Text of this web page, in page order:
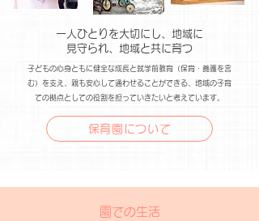
一人ひとりを大切にし、地域に
見守られ、地域と共に育つ
子どもの心身ともに健全な成長と就学前教育（保育・養護を含
む）を支え、親も安心して通わせることができる、地域の子育
ての拠点としての役割を担っていきたいと考えています。
保育園について
​園での生活